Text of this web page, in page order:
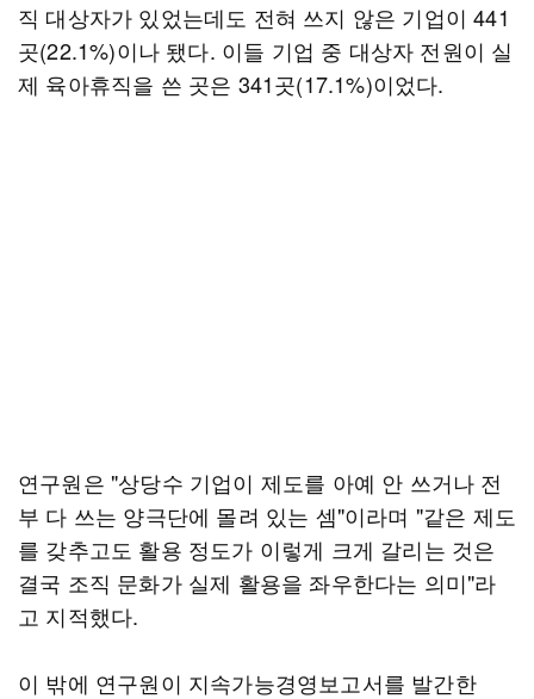
직 대상자가 있었는데도 전혀 쓰지 않은 기업이 441
곳(22.1%)이나 됐다. 이들 기업 중 대상자 전원이 실
제 육아휴직을 쓴 곳은 341곳(17.1%)이었다.
연구원은 "상당수 기업이 제도를 아예 안 쓰거나 전
부 다 쓰는 양극단에 몰려 있는 셈"이라며 "같은 제도
를 갖추고도 활용 정도가 이렇게 크게 갈리는 것은
결국 조직 문화가 실제 활용을 좌우한다는 의미"라
고 지적했다.
이 밖에 연구원이 지속가능경영보고서를 발간한